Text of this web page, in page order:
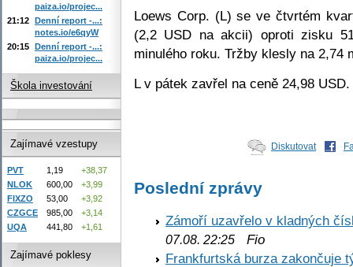
Loews Corp. (L) se ve čtvrtém
(2,2 USD na akcii) oproti zisku
minulého roku. Tržby klesly na 2,74
L v pátek zavřel na ceně 24,98 USD.
Diskutovat
Poslední zprávy
Zámoří uzavřelo v kladných
07.08. 22:25 Fio
Frankfurtská burza zakončuje
paiza.io/projec...
21:12 Denní report -...:
notes.io/e6qyW
20:15 Denní report -...:
paiza.io/projec...
Škola investování
Zajímavé vzestupy
PVT 1,19
+38,37
NLOK
600,00
+3,99
FIXZO
53,00
+3,92
CZGCE
985,00
+3,14
UQA
441,80 +1,61
Zajímavé poklesy